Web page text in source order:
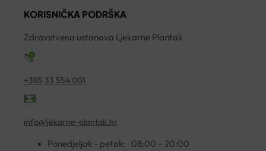
KORISNIČKA PODRŠKA
Zdravstvena ustanova Ljekarne Plantak
+385 33 554 001
info@ljekarne-plantak.hr
Ponedjeljak - petak:
08:00 – 20:00